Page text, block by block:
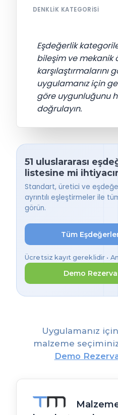
DENKLIK KATEGORISI
Eşdeğerlik
bileşim ve mekanik
karşılaştırmalarını
uygulamanız için
göre uygunluğunu
doğrulayın.
51 uluslararası
listesine mi
Standart, üretici ve
ayrıntılı eşleştirmeler ile
görün.
Tüm
Ücretsiz kayıt gereklidir •
Demo
Uygulamanız
malzeme
Demo